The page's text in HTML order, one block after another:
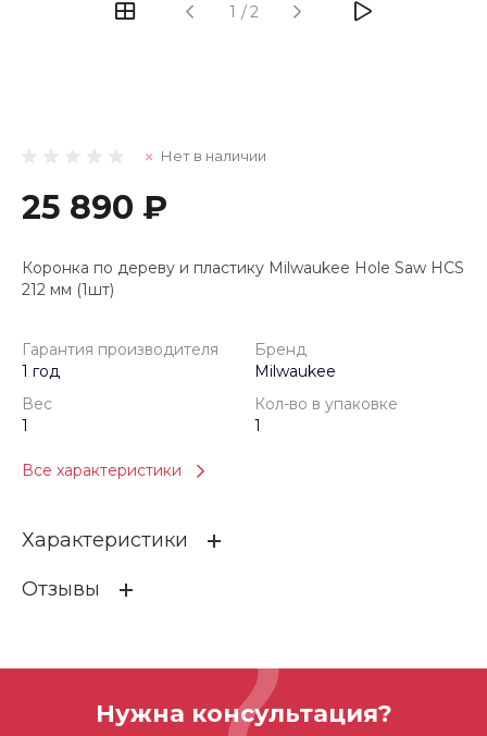
1 /2
Нет в наличии
25 890 ₽
Коронка по дереву и пластику Milwaukee Hole Saw HCS
212 мм (1шт)
Гарантия производителя
1 год
Бренд
Milwaukee
Вес
1
Кол-во в упаковке
1
Все характеристики
Характеристики
Гарантия производителя
1
Кол-во в упаковке 1
Отзывы
Нужна консультация?